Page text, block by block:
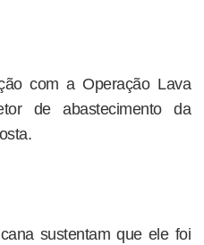
com a Operação Lava
de abastecimento da
sustentam que ele foi